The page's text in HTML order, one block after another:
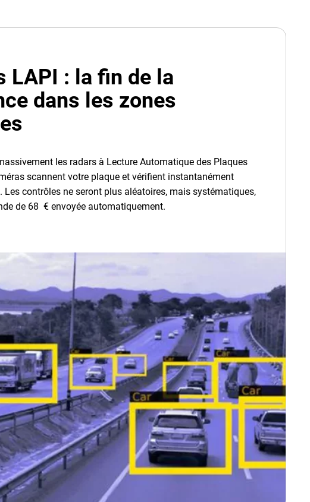
LAPI : la fin de la
dans les zones
les radars à Lecture Automatique des Plaques
scannent votre plaque et vérifient instantanément
Les contrôles ne seront plus aléatoires, mais systématiques,
de 68 € envoyée automatiquement.